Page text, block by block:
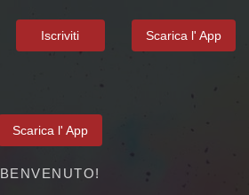
Iscriviti Scarica l' App
Scarica l' App
BENVENUTO!